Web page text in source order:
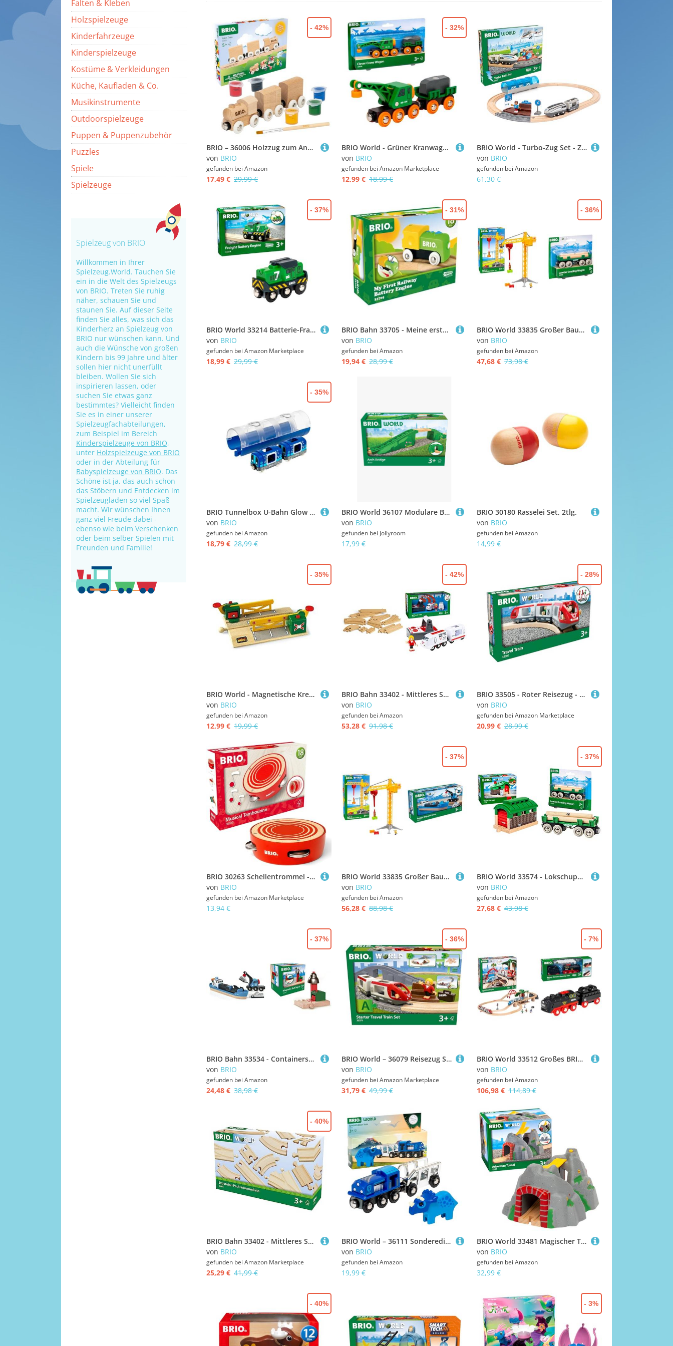
Falten & Kleben
Holzspielzeuge
Kinderfahrzeuge
Kinderspielzeuge
Kostüme & Verkleidungen
Küche, Kaufladen & Co.
Musikinstrumente
Outdoorspielzeuge
Puppen & Puppenzubehör
Puzzles
Spiele
Spielzeuge
Spielzeug von BRIO
Willkommen in Ihrer
Spielzeug.World. Tauchen Sie
ein in die Welt des Spielzeugs
von BRIO. Treten Sie ruhig
näher, schauen Sie und
staunen Sie. Auf dieser Seite
finden Sie alles, was sich das
Kinderherz an Spielzeug von
BRIO nur wünschen kann. Und
auch die Wünsche von großen
Kindern bis 99 Jahre und älter
sollen hier nicht unerfüllt
bleiben. Wollen Sie sich
inspirieren lassen, oder
suchen Sie etwas ganz
bestimmtes? Vielleicht finden
Sie es in einer unserer
Spielzeugfachabteilungen,
zum Beispiel im Bereich
Kinderspielzeuge von BRIO,
unter Holzspielzeuge von BRIO
oder in der Abteilung für
Babyspielzeuge von BRIO. Das
Schöne ist ja, das auch schon
das Stöbern und Entdecken im
Spielzeugladen so viel Spaß
macht. Wir wünschen Ihnen
ganz viel Freude dabei -
ebenso wie beim Verschenken
oder beim selber Spielen mit
Freunden und Familie!
BRIO – 36006 Holzzug zum Anmalen | Individuell gestaltbare DIY-Spielzeugeisenbahn aus Holz für Kinder ab 5 Jahren
von BRIO
gefunden bei Amazon
17,49 € 29,99 €
- 42%
BRIO World - Grüner Kranwagen mit Anhänger und Fracht
von BRIO
gefunden bei Amazon Marketplace
12,99 € 18,99 €
- 32%
BRIO World - Turbo-Zug Set - Zugset für Kinder ab 3 Jahren
von BRIO
gefunden bei Amazon
61,30 €
BRIO World 33214 Batterie-Frachtlok - Grüne Batterie-Lok mit Frontscheinwerfern - Empfohlen ab 3 Jahren
von BRIO
gefunden bei Amazon Marketplace
18,99 € 29,99 €
- 37%
BRIO Bahn 33705 - Meine erste Batterielok
von BRIO
gefunden bei Amazon
19,94 € 28,99 €
- 31%
BRIO World 33835 Großer Baukran mit Licht - Zubehör für die BRIO Holzeisenbahn - Empfohlen für Kinder ab 3 Jahren & Bahn 33696 - Langholzwagen
von BRIO
gefunden bei Amazon
47,68 € 73,98 €
- 36%
BRIO Tunnelbox U-Bahn Glow i. Dark -33970
von BRIO
gefunden bei Amazon
18,79 € 28,99 €
- 35%
BRIO World 36107 Modulare Brücke
von BRIO
gefunden bei Jollyroom
17,99 €
BRIO 30180 Rasselei Set, 2tlg.
von BRIO
gefunden bei Amazon
14,99 €
BRIO World - Magnetische Kreuzung
von BRIO
gefunden bei Amazon
12,99 € 19,99 €
- 35%
BRIO Bahn 33402 - Mittleres Schienensortiment & World 33510 IR Express Reisezug - Elektrische Lokomotive mit Fernsteuerung - Zubehör für die BRIO World - Kleinkindspielzeug empfohlen ab 3 Jahren
von BRIO
gefunden bei Amazon
53,28 € 91,98 €
- 42%
BRIO 33505 - Roter Reisezug - Spielzeuglok, Kleinkind-Spielzeug für Kinder ab 3 Jahren
von BRIO
gefunden bei Amazon Marketplace
20,99 € 28,99 €
- 28%
BRIO 30263 Schellentrommel - Spielerisch EIN Gefühl für Rhythmus bekommen - Musikinstrument für Kinder ab 18 Monaten
von BRIO
gefunden bei Amazon Marketplace
13,94 €
BRIO World 33835 Großer Baukran mit Licht - Zubehör für die BRIO Holzeisenbahn - Empfohlen für Kinder ab 3 Jahren & 33534 - Containerschiff mit Kranwagen
von BRIO
gefunden bei Amazon
56,28 € 88,98 €
- 37%
BRIO World 33574 - Lokschuppen mit Rolltor Mehrfarbig & Bahn 33696 - Langholzwagen
von BRIO
gefunden bei Amazon
27,68 € 43,98 €
- 37%
BRIO Bahn 33534 - Containerschiff mit Kranwagen & World 33754 Magnetisches Glockensignal - Eisenbahnzubehör Holzeisenbahn - Kleinkinderspielzeug empfohlen für Kinder ab 3 Jahren
von BRIO
gefunden bei Amazon
24,48 € 38,98 €
- 37%
BRIO World – 36079 Reisezug Starter Set A | 22-teiliges Holzspielzeugzugset für Kinder ab 3 Jahren
von BRIO
gefunden bei Amazon Marketplace
31,79 € 49,99 €
- 36%
BRIO World 33512 Großes BRIO Bahn Reisezug Set & World 33884 Batterie-Dampflok mit Wassertank - Lokomotive mit echtem kühlen Dampf und Wasserbehälter zum Nachfüllen - Empfohlen ab 3 Jahren
von BRIO
gefunden bei Amazon
106,98 € 114,89 €
- 7%
BRIO Bahn 33402 - Mittleres Schienensortiment - 16 Gleise aus Buchenholz für die BRIO Holzeisenbahn - Empfohlen für Kinder ab 3 Jahren
von BRIO
gefunden bei Amazon Marketplace
25,29 € 41,99 €
- 40%
BRIO World – 36111 Sondereditionszug (2025) | Spielzeugeisenbahn in limitierter Auflage für Kinder ab 3 Jahren
von BRIO
gefunden bei Amazon
19,99 €
BRIO World 33481 Magischer Tunnel - Eisenbahnzubehör Holzeisenbahn - Kleinkinderspielzeug mit Effekten empfohlen für Kinder ab 3 Jahren
von BRIO
gefunden bei Amazon
32,99 €
- 40% - 3%